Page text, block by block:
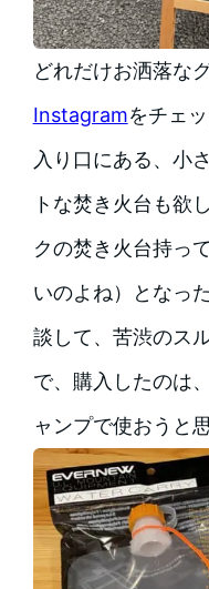
どれだけお洒落な
Instagramをチェ
入り口にある、小
トな焚き火台も欲
クの焚き火台持っ
いのよね）となっ
談して、苦渋のスル
で、購入したのは
ャンプで使おうと思